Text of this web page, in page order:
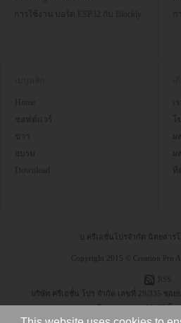
การใช้งาน บอร์ด ESP32 กับ Blockly
Home
ซอฟต์แวร์
ข่าว
อบรม
Download
บ.ครีเอชั่นโปรจำกัด นิตยสาร
Copyright 2015 © Creation Pro
RSS
บริษัท ครีเอชั่น โปร จำกัด เลขที่ 29/335 ซอ
บางขุนเทียน กรุงเทพฯ 10150 โท